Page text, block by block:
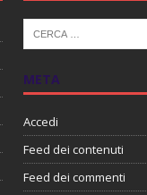
META
Accedi
Feed dei contenuti
Feed dei commenti